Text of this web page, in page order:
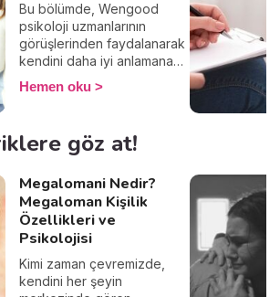
Bu bölümde, Wengood
psikoloji uzmanlarının
görüşlerinden faydalanarak
kendini daha iyi anlamana
ve psikolojik iyi oluşunu
güçlendirmene yardımcı
bilinçli adımlar atmak için
atmaya ne dersin?
Hemen oku
göz at!
Megalomani Nedir?
Megaloman Kişilik
Özellikleri ve
Psikolojisi
Kimi zaman çevremizde,
kendini her şeyin